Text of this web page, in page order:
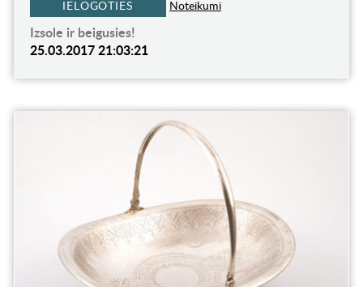
IELOGOTIES Noteikumi
Izsole ir beigusies!
25.03.2017 21:03:21